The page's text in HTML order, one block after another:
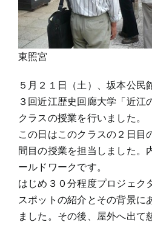
東照宮
５月２１日（土）、坂本公民
３回近江歴史回廊大学「近江
クラスの授業を行いました。
この日はこのクラスの２日目
間目の授業を担当しました。
ールドワークです。
はじめ３０分程度プロジェク
スポットの紹介とその背景に
ました。その後、屋外へ出て